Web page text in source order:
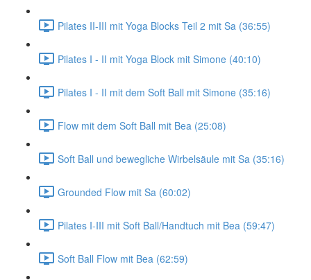
Pilates II-III mit Yoga Blocks Teil 2 mit Sa (36:55)
Pilates I - II mit Yoga Block mit Simone (40:10)
Pilates I - II mit dem Soft Ball mit Simone (35:16)
Flow mit dem Soft Ball mit Bea (25:08)
Soft Ball und bewegliche Wirbelsäule mit Sa (35:16)
Grounded Flow mit Sa (60:02)
Pilates I-III mit Soft Ball/Handtuch mit Bea (59:47)
Soft Ball Flow mit Bea (62:59)